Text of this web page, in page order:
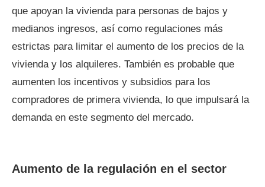
que apoyan la vivienda para personas de bajos y
medianos ingresos, así como regulaciones más
estrictas para limitar el aumento de los precios de la
vivienda y los alquileres. También es probable que
aumenten los incentivos y subsidios para los
compradores de primera vivienda, lo que impulsará la
demanda en este segmento del mercado.
Aumento de la regulación en el sector